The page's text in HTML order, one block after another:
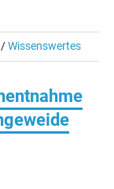
/Wissenswertes